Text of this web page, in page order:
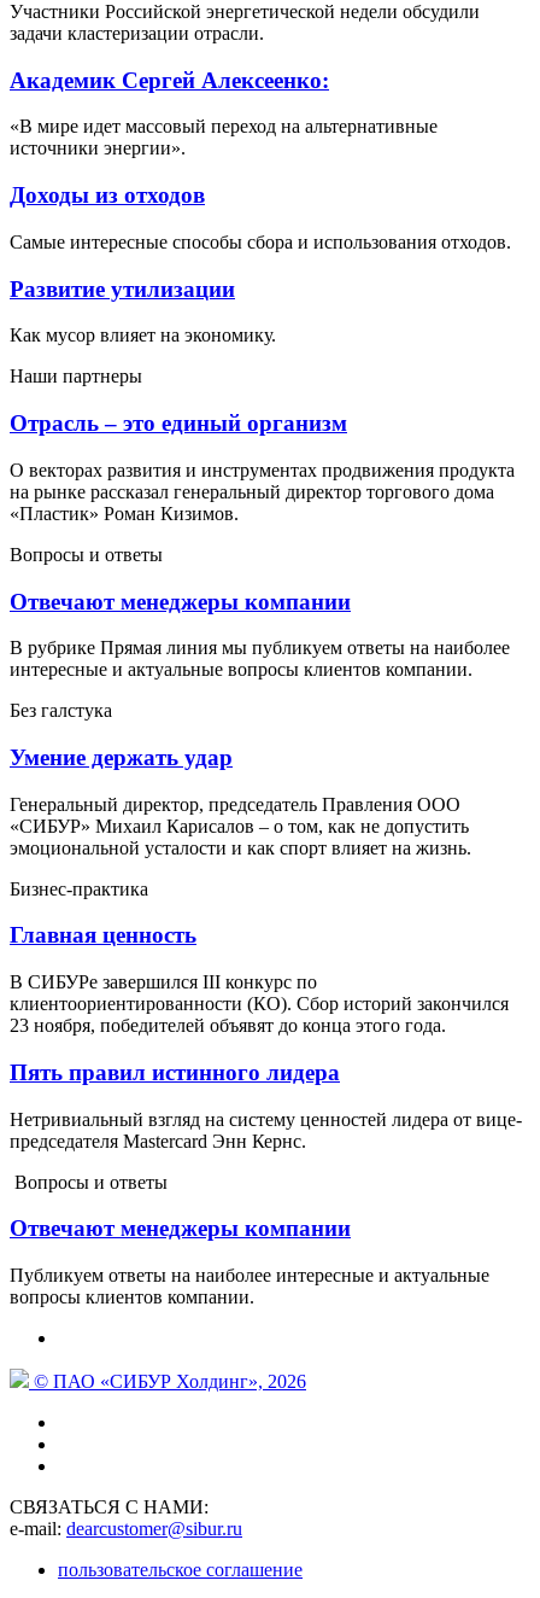
Участники Российской энергетической недели обсудили
задачи кластеризации отрасли.
Академик Сергей Алексеенко:
«В мире идет массовый переход на альтернативные
источники энергии».
Доходы из отходов
Самые интересные способы сбора и использования отходов.
Развитие утилизации
Как мусор влияет на экономику.
Наши партнеры
Отрасль – это единый организм
О векторах развития и инструментах продвижения продукта
на рынке рассказал генеральный директор торгового дома
«Пластик» Роман Кизимов.
Вопросы и ответы
Отвечают менеджеры компании
В рубрике Прямая линия мы публикуем ответы на наиболее
интересные и актуальные вопросы клиентов компании.
Без галстука
Умение держать удар
Генеральный директор, председатель Правления ООО
«СИБУР» Михаил Карисалов – о том, как не допустить
эмоциональной усталости и как спорт влияет на жизнь.
Бизнес-практика
Главная ценность
В СИБУРе завершился III конкурс по
клиентоориентированности (КО). Сбор историй закончился
23 ноября, победителей объявят до конца этого года.
Пять правил истинного лидера
Нетривиальный взгляд на систему ценностей лидера от вице-
председателя Mastercard Энн Кернс.
Вопросы и ответы
Отвечают менеджеры компании
Публикуем ответы на наиболее интересные и актуальные
вопросы клиентов компании.
© ПАО «СИБУР Холдинг», 2026
СВЯЗАТЬСЯ С НАМИ:
e-mail: dearcustomer@sibur.ru
пользовательское соглашение